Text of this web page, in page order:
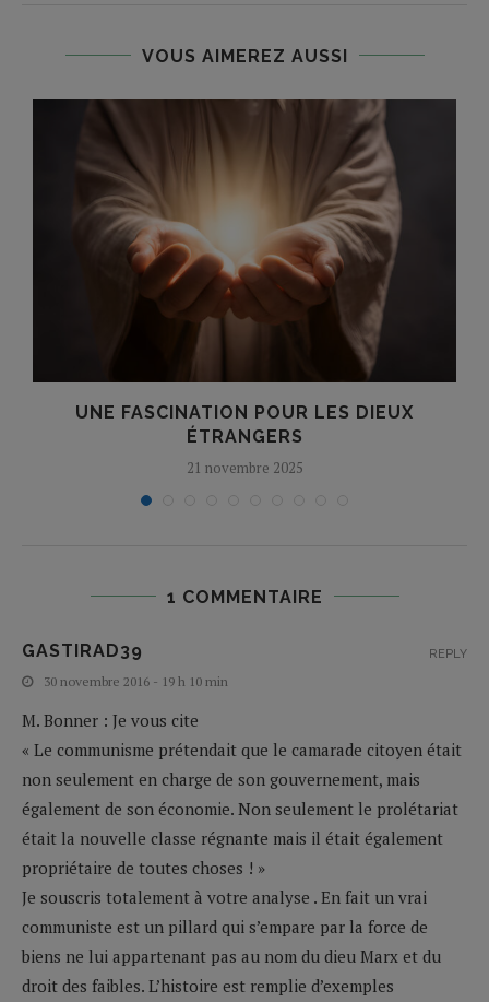
VOUS AIMEREZ AUSSI
UNE FASCINATION POUR LES DIEUX
ÉTRANGERS
21 novembre 2025
1 COMMENTAIRE
GASTIRAD39
30 novembre 2016 - 19 h 10 min
M. Bonner : Je vous cite
« Le communisme prétendait que le camarade citoyen était
non seulement en charge de son gouvernement, mais
également de son économie. Non seulement le prolétariat
était la nouvelle classe régnante mais il était également
propriétaire de toutes choses ! »
Je souscris totalement à votre analyse . En fait un vrai
communiste est un pillard qui s’empare par la force de
biens ne lui appartenant pas au nom du dieu Marx et du
droit des faibles. L’histoire est remplie d’exemples
REPLY